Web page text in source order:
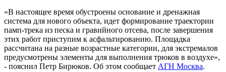
«В настоящее время обустроены основание и дренажная
система для нового объекта, идет формирование траектории
памп-трека из песка и гравийного отсева, после завершения
этих работ приступим к асфальтированию. Площадка
рассчитана на разные возрастные категории, для экстремалов
предусмотрены элементы для выполнения трюков в воздухе»,
- пояснил Петр Бирюков. Об этом сообщает АГН Москва.